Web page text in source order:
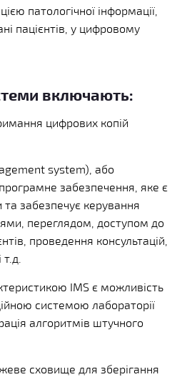
патологічної інформації,
пацієнтів, у цифровому
включають:
цифрових копій
system), або
забезпечення, яке є
забезпечує керування
переглядом, доступом до
проведення консультацій,
IMS є можливість
системою лабораторії
алгоритмів штучного
сховище для зберігання